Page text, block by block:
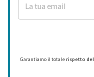
Garantiamo il totalerispetto